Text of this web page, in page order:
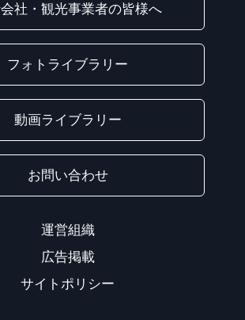
社・観光事業者の皆様へ
フォトライブラリー
動画ライブラリー
お問い合わせ
運営組織
広告掲載
サイトポリシー